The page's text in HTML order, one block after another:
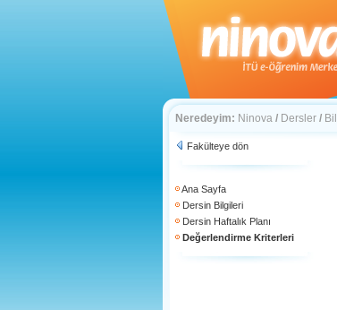
Neredeyim: Ninova / Dersler /
Fakülteye dön
Ana Sayfa
Dersin Bilgileri
Dersin Haftalık Planı
Değerlendirme Kriterleri